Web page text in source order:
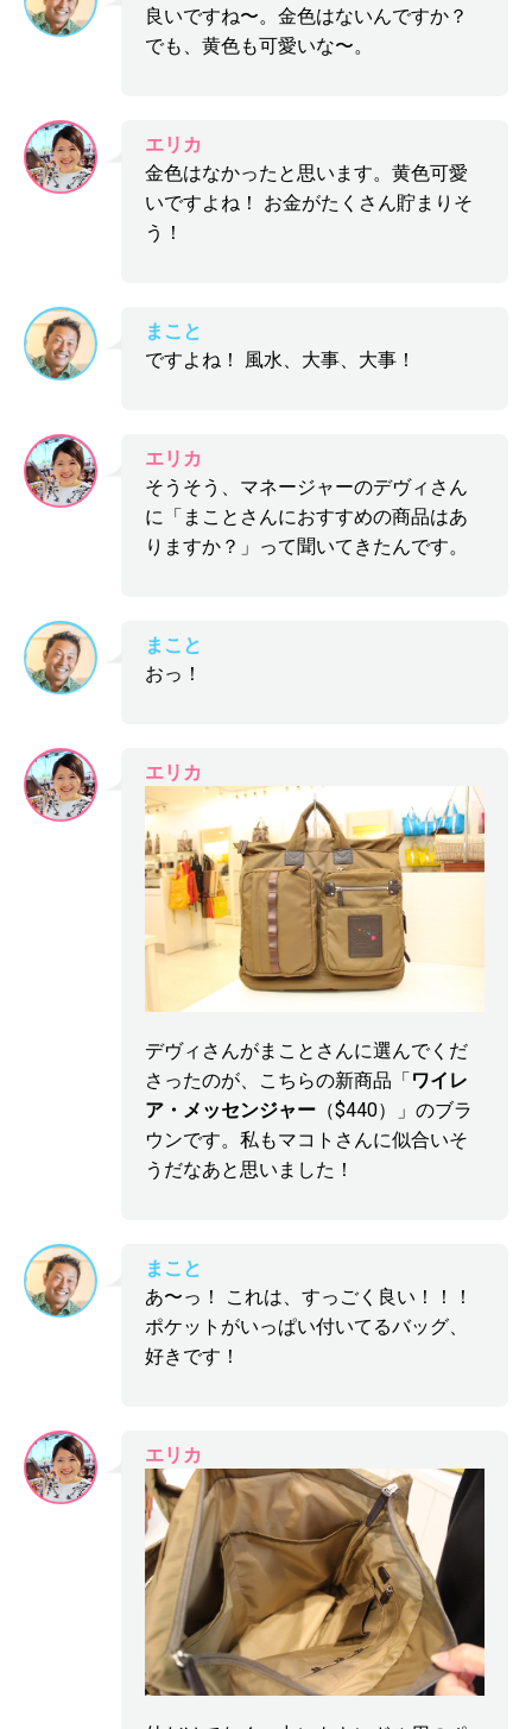
良いですね〜。金色はないんですか？
でも、黄色も可愛いな〜。
エリカ
金色はなかったと思います。黄色可愛
いですよね！ お金がたくさん貯まりそ
う！
まこと
ですよね！ 風水、大事、大事！
エリカ
そうそう、マネージャーのデヴィさん
に「まことさんにおすすめの商品はあ
りますか？」って聞いてきたんです。
まこと
おっ！
エリカ
デヴィさんがまことさんに選んでくだ
さったのが、こちらの新商品「 ワイレ
ア・メッセンジャー （$440）」のブラ
ウンです。私もマコトさんに似合いそ
うだなあと思いました！
まこと
あ〜っ！ これは、すっごく良い！！！
ポケットがいっぱい付いてるバッグ、
好きです！
エリカ